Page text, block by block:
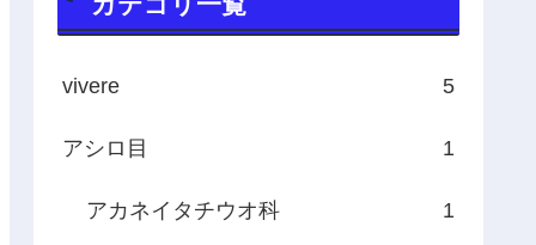
vivere 5
アシロ目 1
アカネイタチウオ科 1